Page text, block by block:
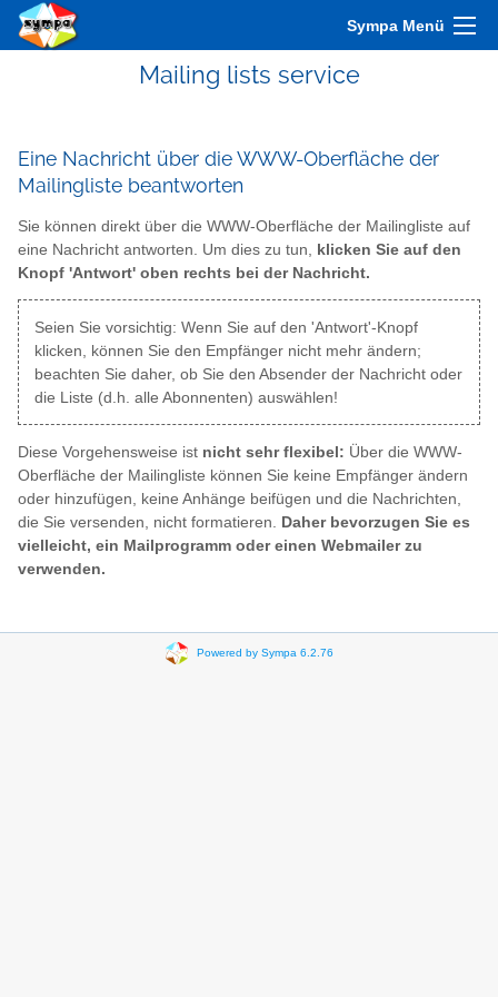
Sympa Menü
Mailing lists service
Eine Nachricht über die WWW-Oberfläche der
Mailingliste beantworten
Sie können direkt über die WWW-Oberfläche der Mailingliste auf
eine Nachricht antworten. Um dies zu tun, klicken Sie auf den
Knopf 'Antwort' oben rechts bei der Nachricht.
Seien Sie vorsichtig: Wenn Sie auf den 'Antwort'-Knopf
klicken, können Sie den Empfänger nicht mehr ändern;
beachten Sie daher, ob Sie den Absender der Nachricht oder
die Liste (d.h. alle Abonnenten) auswählen!
Diese Vorgehensweise ist nicht sehr flexibel: Über die WWW-
Oberfläche der Mailingliste können Sie keine Empfänger ändern
oder hinzufügen, keine Anhänge beifügen und die Nachrichten,
die Sie versenden, nicht formatieren.
Daher bevorzugen Sie es
vielleicht, ein Mailprogramm oder einen Webmailer zu
verwenden.
Powered by Sympa 6.2.76